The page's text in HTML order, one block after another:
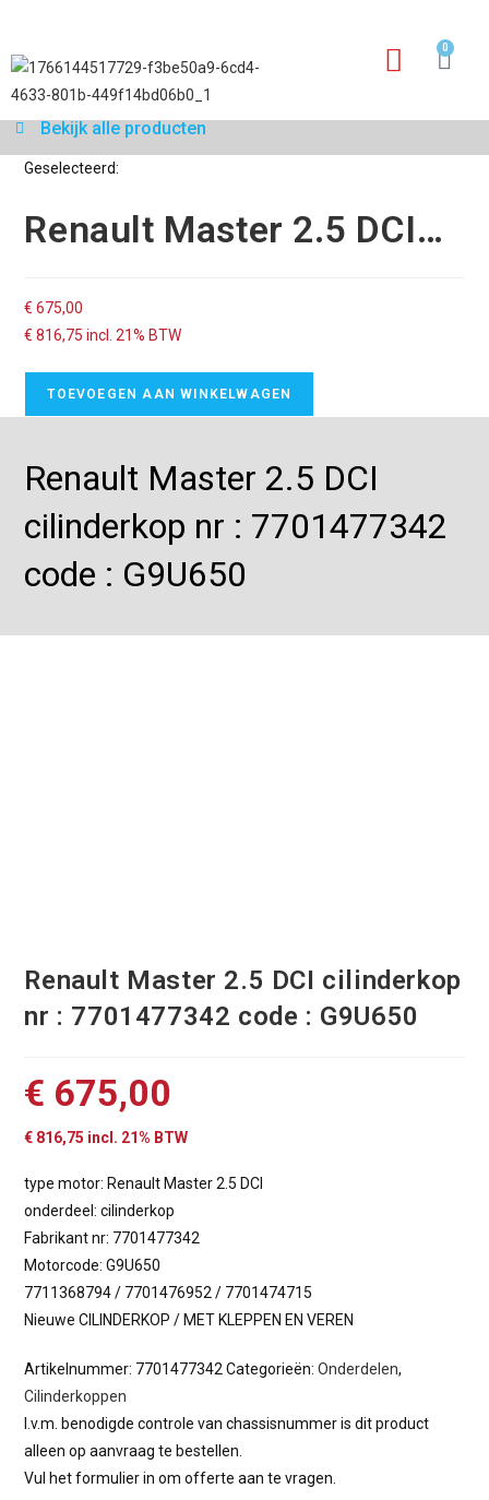
0
Bekijk alle producten
Geselecteerd:
Renault Master 2.5 DCI…
€ 675,00
€ 816,75 incl. 21% BTW
TOEVOEGEN AAN WINKELWAGEN
Renault Master 2.5 DCI
cilinderkop nr : 7701477342
code : G9U650
Renault Master 2.5 DCI cilinderkop
nr : 7701477342 code : G9U650
€ 675,00
€ 816,75 incl. 21% BTW
type motor: Renault Master 2.5 DCI
onderdeel: cilinderkop
Fabrikant nr: 7701477342
Motorcode: G9U650
7711368794 / 7701476952 / 7701474715
Nieuwe CILINDERKOP / MET KLEPPEN EN VEREN
Artikelnummer: 7701477342 Categorieën:Onderdelen,
Cilinderkoppen
I.v.m. benodigde controle van chassisnummer is dit product
alleen op aanvraag te bestellen.
Vul het formulier in om offerte aan te vragen.